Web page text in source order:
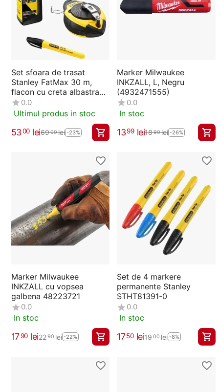
Set sfoara de trasat
Stanley FatMax 30 m,
flacon cu creta albastra
115 g si marker negru (0-
47-681)
0.0
Ultimul produs in stoc
5300 lei6900lei -23%
Marker Milwaukee
INKZALL, L, Negru
(4932471555)
0.0
In stoc
1399 lei1890lei -26%
Marker Milwaukee
INKZALL cu vopsea
galbena 48223721
0.0
In stoc
17 90 lei2290lei -22%
Set de 4 markere
permanente Stanley
STHT81391-0
0.0
In stoc
1750 lei1900lei -8%